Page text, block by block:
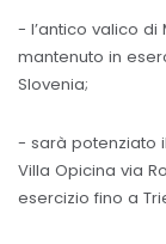
- l’antico valico
mantenuto in
Slovenia;
- sarà potenziato
Villa Opicina via
esercizio fino a